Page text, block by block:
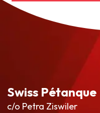
Swiss Pétanque
c/o Petra Ziswiler